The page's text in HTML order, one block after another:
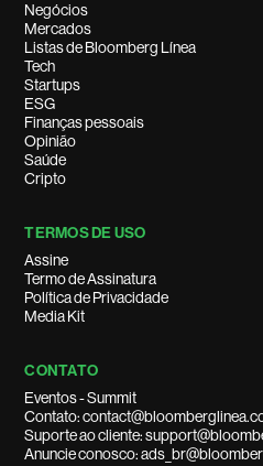
Negócios
Mercados
Listas de Bloomberg Línea
Tech
Startups
ESG
Finanças pessoais
Opinião
Saúde
Cripto
TERMOS DE USO
Assine
Termo de Assinatura
Política de Privacidade
Media Kit
CONTATO
Eventos - Summit
Contato:
Suporte ao cliente:
Anuncie conosco: